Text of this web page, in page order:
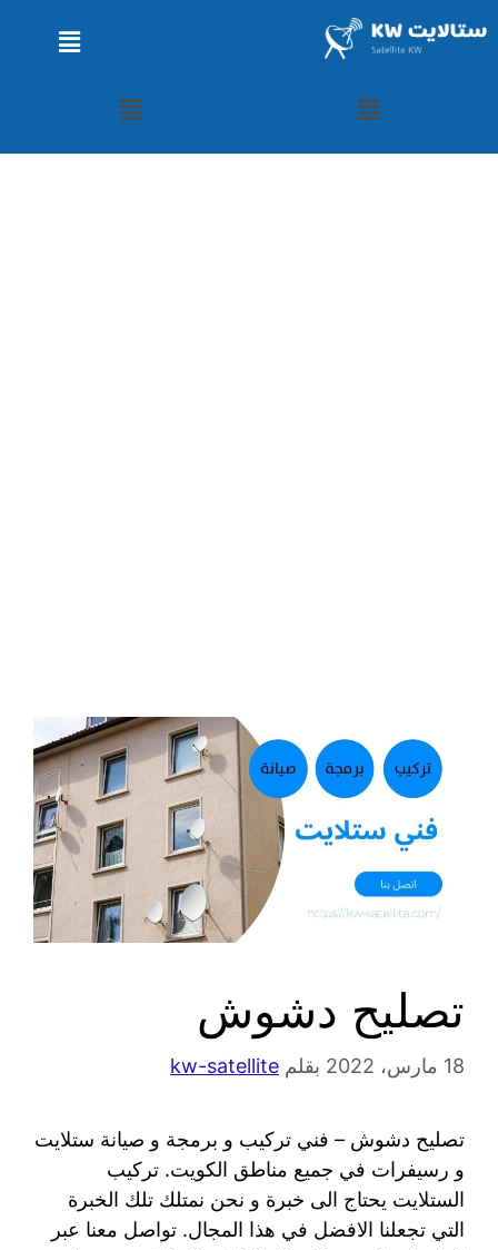
تصليح دشوش
18 مارس، 2022 بقلم kw-satellite
تصليح دشوش – فني تركيب و برمجة و صيانة ستلايت
و رسيفرات في جميع مناطق الكويت. تركيب
الستلايت يحتاج الى خبرة و نحن نمتلك تلك الخبرة
التي تجعلنا الافضل في هذا المجال. تواصل معنا عبر